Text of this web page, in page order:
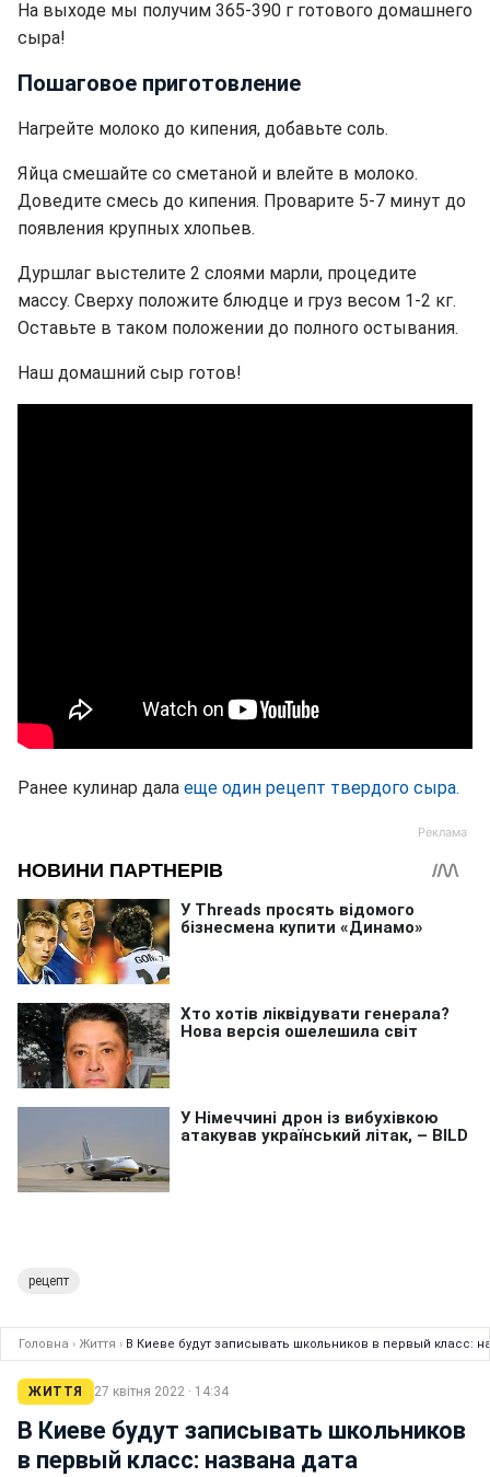
На выходе мы получим 365-390 г готового домашнего
сыра!
Пошаговое приготовление
Нагрейте молоко до кипения, добавьте соль.
Яйца смешайте со сметаной и влейте в молоко.
Доведите смесь до кипения. Проварите 5-7 минут до
появления крупных хлопьев.
Дуршлаг выстелите 2 слоями марли, процедите
массу. Сверху положите блюдце и груз весом 1-2 кг.
Оставьте в таком положении до полного остывания.
Наш домашний сыр готов!
Ранее кулинар дала еще один рецепт твердого сыра.
рецепт
Головна › Життя › В Киеве будут записывать школьников в первый класс:
ЖИТТЯ 27 квітня 2022 · 14:34
В Киеве будут записывать школьников
в первый класс: названа дата